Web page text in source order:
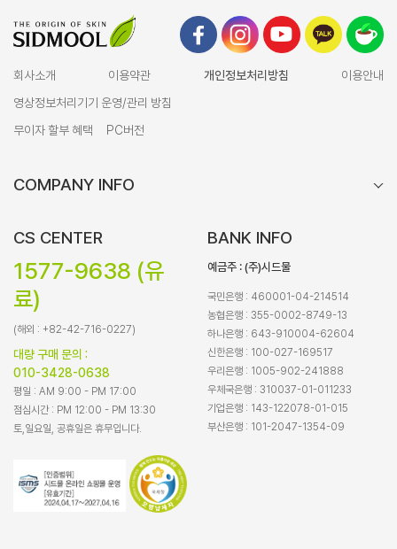
회사소개 이용약관 개인정보처리방침
이용안내
영상정보처리기기 운영/관리 방침
무이자 할부 혜택
PC버전
COMPANY INFO
CS CENTER
1577-9638 (유
료)
(해외 : +82-42-716-0227)
대량 구매 문의 :
010-3428-0638
평일 : AM 9:00 - PM 17:00
점심시간 : PM 12:00 - PM 13:30
토,일요일, 공휴일은 휴무입니다.
BANK INFO
예금주 : (주)시드물
국민은행 : 460001-04-214514
농협은행 : 355-0002-8749-13
하나은행 : 643-910004-62604
신한은행 : 100-027-169517
우리은행 : 1005-902-241888
우체국은행 : 310037-01-011233
기업은행 : 143-122078-01-015
부산은행 : 101-2047-1354-09